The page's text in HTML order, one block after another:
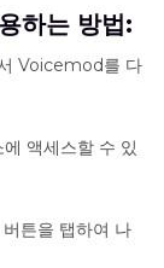
하는 방법:
Voicemod를 다
액세스할 수 있
튼을 탭하여 나